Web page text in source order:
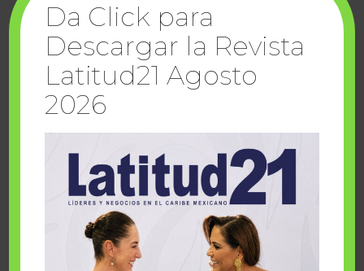
Cuando la solidaridad inspira; cumplen
sueños Fairmont Mayakoba y Make-A-Wish
Da Click para
Descargar la Revista
Latitud21 Agosto
2026